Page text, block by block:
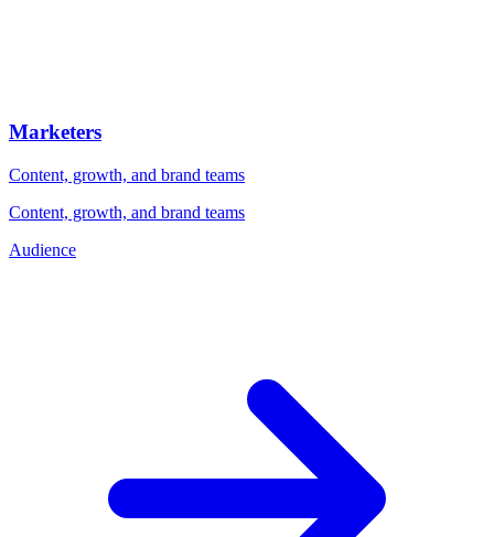
Marketers
Content, growth, and brand teams
Content, growth, and brand teams
Audience